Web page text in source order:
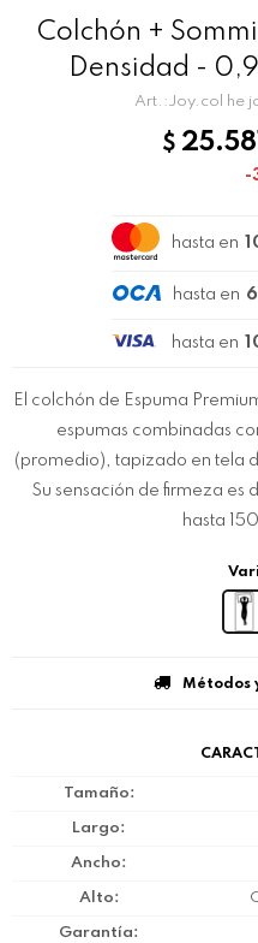
Colchón +
Densidad -
Joy.col he
$ 25.581
hasta en
hasta en 6
hasta en
El colchón de Espuma
espumas combinadas
(promedio), tapizado en tela
Su sensación de firmeza es
hasta
Métodos
Tamaño
Largo
Ancho
Alto
Garantía